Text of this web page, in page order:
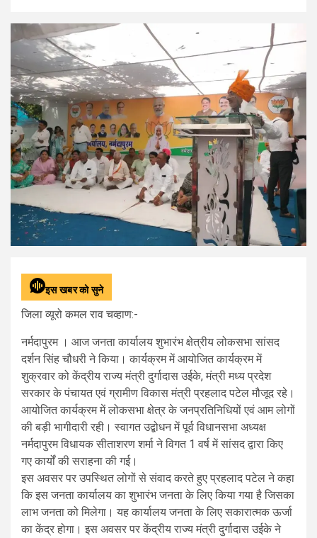
इस खबर को सुने
जिला व्यूरो कमल राव चव्हाण:-
नर्मदापुरम । आज जनता कार्यालय शुभारंभ क्षेत्रीय लोकसभा सांसद
दर्शन सिंह चौधरी ने किया। कार्यक्रम में आयोजित कार्यक्रम में
शुक्रवार को केंद्रीय राज्य मंत्री दुर्गादास उईके, मंत्री मध्य प्रदेश
सरकार के पंचायत एवं ग्रामीण विकास मंत्री प्रहलाद पटेल मौजूद रहे।
आयोजित कार्यक्रम में लोकसभा क्षेत्र के जनप्रतिनिधियों एवं आम लोगों
की बड़ी भागीदारी रही। स्वागत उद्बोधन में पूर्व विधानसभा अध्यक्ष
नर्मदापुरम विधायक सीताशरण शर्मा ने विगत 1 वर्ष में सांसद द्वारा किए
गए कार्यों की सराहना की गई।
इस अवसर पर उपस्थित लोगों से संवाद करते हुए प्रहलाद पटेल ने कहा
कि इस जनता कार्यालय का शुभारंभ जनता के लिए किया गया है जिसका
लाभ जनता को मिलेगा। यह कार्यालय जनता के लिए सकारात्मक ऊर्जा
का केंद्र होगा। इस अवसर पर केंद्रीय राज्य मंत्री दुर्गादास उईके ने